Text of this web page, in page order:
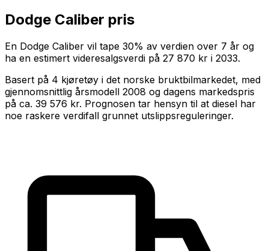
Dodge Caliber pris
En Dodge Caliber vil tape 30% av verdien over 7 år og
ha en estimert videresalgsverdi på 27 870 kr i 2033.
Basert på 4 kjøretøy i det norske bruktbilmarkedet, med
gjennomsnittlig årsmodell 2008 og dagens markedspris
på ca. 39 576 kr. Prognosen tar hensyn til at diesel har
noe raskere verdifall grunnet utslippsreguleringer.